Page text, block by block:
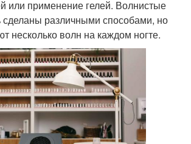
или применение гелей. Волнистые
сделаны различными способами, но
несколько волн на каждом ногте.